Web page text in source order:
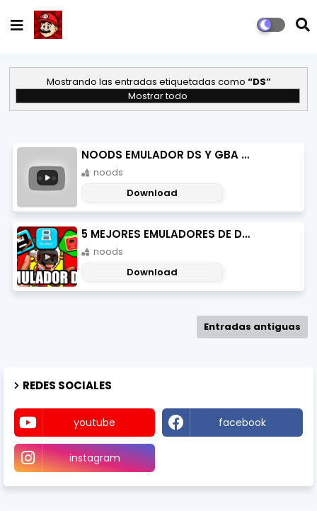
Mostrando las entradas etiquetadas como DS
Mostrar todo
NOODS EMULADOR DS Y GBA ANDROID APK
noods
Download
5 MEJORES EMULADORES DE DS ANDROID
noods
Download
Entradas antiguas
REDES SOCIALES
youtube facebook
instagram